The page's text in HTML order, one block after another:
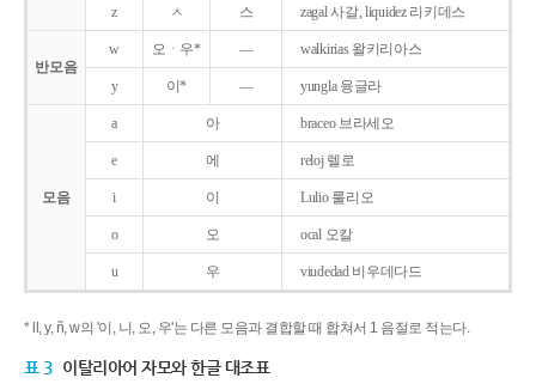
z ㅅ 스 zagal 사갈, liquidez 리키데스
반모음
w 오ㆍ우* ― walkirias 왈키리아스
y 이* ― yungla 융글라
모음
a 아 braceo 브라세오
e 에 reloj 렐로
i 이 Lulio 룰리오
o 오 ocal 오칼
u 우 viudedad 비우데다드
* ll, y, ñ, w의 '이, 니, 오, 우'는 다른 모음과 결합할 때 합쳐서 1 음절로 적는다.
표 3 이탈리아어 자모와 한글 대조표